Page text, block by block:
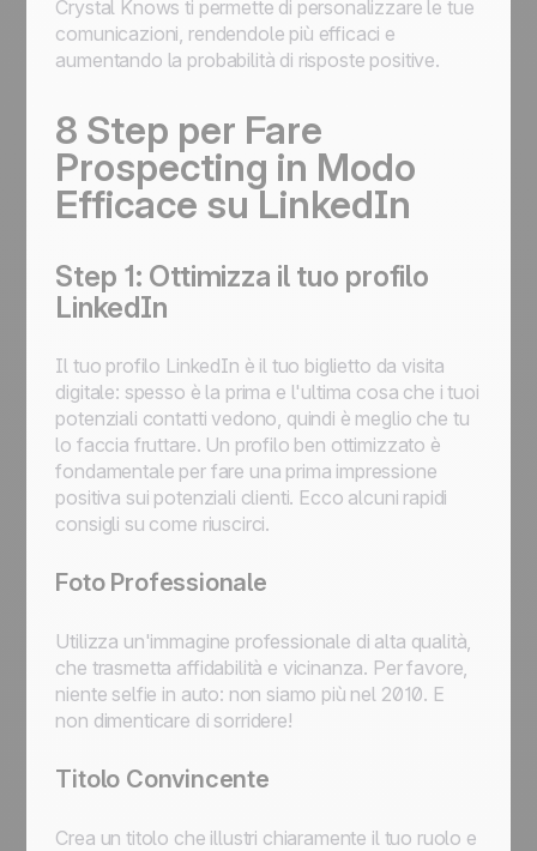
Crystal Knows ti permette di personalizzare le tue
comunicazioni, rendendole più efficaci e
aumentando la probabilità di risposte positive.
8 Step per Fare
Prospecting in Modo
Efficace su LinkedIn
Step 1: Ottimizza il tuo profilo
LinkedIn
Il tuo profilo LinkedIn è il tuo biglietto da visita
digitale: spesso è la prima e l'ultima cosa che i tuoi
potenziali contatti vedono, quindi è meglio che tu
lo faccia fruttare. Un profilo ben ottimizzato è
fondamentale per fare una prima impressione
positiva sui potenziali clienti. Ecco alcuni rapidi
consigli su come riuscirci.
Foto Professionale
Utilizza un'immagine professionale di alta qualità,
che trasmetta affidabilità e vicinanza. Per favore,
niente selfie in auto: non siamo più nel 2010. E
non dimenticare di sorridere!
Titolo Convincente
Crea un titolo che illustri chiaramente il tuo ruolo e